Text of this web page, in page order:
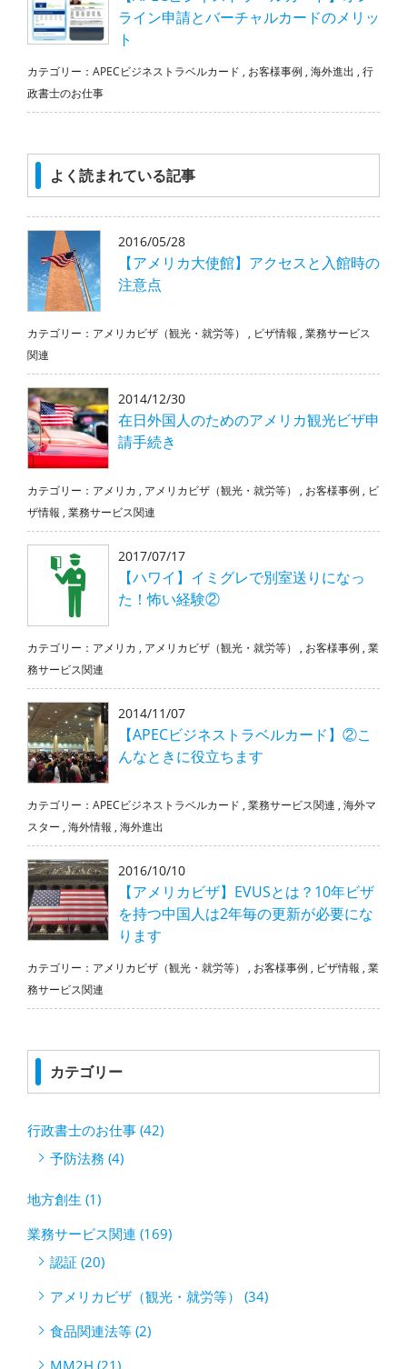
ライン申請とバーチャルカードのメリッ
ト
カテゴリー： APECビジネストラベルカード , お客様事例 , 海外進出 , 行
政書士のお仕事
よく読まれている記事
2016/05/28
【アメリカ大使館】アクセスと入館時の
注意点
カテゴリー： アメリカビザ（観光・就労等） , ビザ情報 , 業務サービス
関連
2014/12/30
在日外国人のためのアメリカ観光ビザ申
請手続き
カテゴリー： アメリカ , アメリカビザ（観光・就労等） , お客様事例 , ビ
ザ情報 , 業務サービス関連
2017/07/17
【ハワイ】イミグレで別室送りになっ
た！怖い経験②
カテゴリー： アメリカ , アメリカビザ（観光・就労等） , お客様事例 , 業
務サービス関連
2014/11/07
【APECビジネストラベルカード】②こ
んなときに役立ちます
カテゴリー： APECビジネストラベルカード , 業務サービス関連 , 海外マ
スター , 海外情報 , 海外進出
2016/10/10
【アメリカビザ】EVUSとは？10年ビザ
を持つ中国人は2年毎の更新が必要にな
ります
カテゴリー： アメリカビザ（観光・就労等） , お客様事例 , ビザ情報 , 業
務サービス関連
カテゴリー
行政書士のお仕事 (42)
予防法務 (4)
地方創生 (1)
業務サービス関連 (169)
認証 (20)
アメリカビザ（観光・就労等） (34)
食品関連法等 (2)